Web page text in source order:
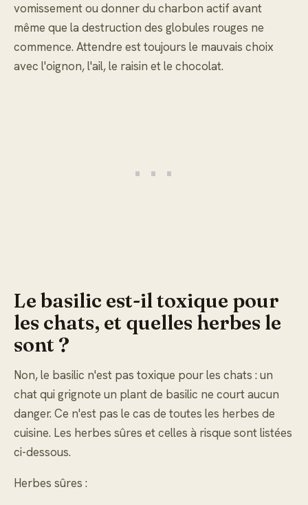
vomissement ou donner du charbon actif avant
même que la destruction des globules rouges ne
commence. Attendre est toujours le mauvais choix
avec l'oignon, l'ail, le raisin et le chocolat.
Le basilic est-il toxique pour
les chats, et quelles herbes le
sont ?
Non, le basilic n'est pas toxique pour les chats : un
chat qui grignote un plant de basilic ne court aucun
danger. Ce n'est pas le cas de toutes les herbes de
cuisine. Les herbes sûres et celles à risque sont listées
ci-dessous.
Herbes sûres :